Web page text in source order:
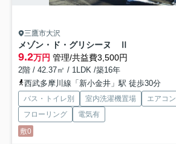
三鷹市大沢
メゾン・ド・グリシーヌ Ⅱ
9.2万円 管理/共益費3,500円
2階 / 42.37㎡ / 1LDK /築16年
西武多摩川線「新小金井」駅 徒歩30分
バス・トイレ別 室内洗濯機置場 エアコン
フローリング
電気有
敷0